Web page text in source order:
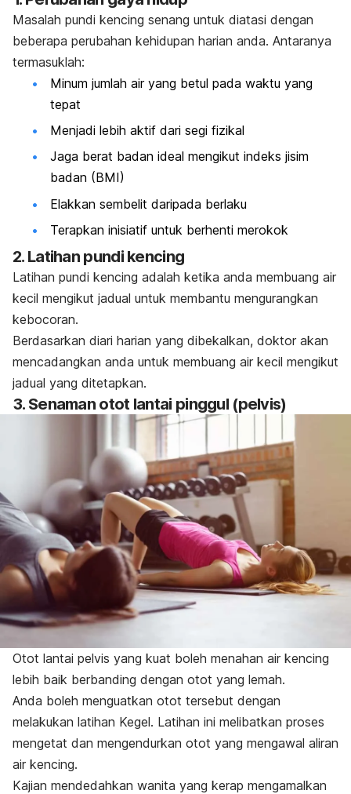
Masalah pundi kencing senang untuk diatasi dengan
beberapa perubahan kehidupan harian anda. Antaranya
termasuklah:
Minum jumlah air yang betul pada waktu yang
tepat
Menjadi lebih aktif dari segi fizikal
Jaga berat badan ideal mengikut indeks jisim
badan (BMI)
Elakkan sembelit daripada berlaku
Terapkan inisiatif untuk berhenti merokok
2. Latihan pundi kencing
Latihan pundi kencing adalah ketika anda membuang air
kecil mengikut jadual untuk membantu mengurangkan
kebocoran.
Berdasarkan diari harian yang dibekalkan, doktor akan
mencadangkan anda untuk membuang air kecil mengikut
jadual yang ditetapkan.
3. Senaman otot lantai pinggul (pelvis)
Otot lantai pelvis yang kuat boleh menahan air kencing
lebih baik berbanding dengan otot yang lemah.
Anda boleh menguatkan otot tersebut dengan
melakukan latihan Kegel. Latihan ini melibatkan proses
mengetat dan mengendurkan otot yang mengawal aliran
air kencing.
Kajian mendedahkan wanita yang kerap mengamalkan